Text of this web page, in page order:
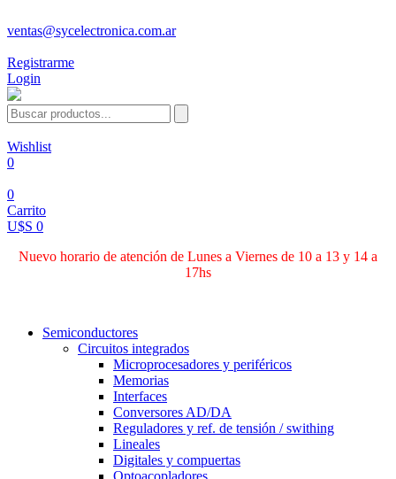
ventas@sycelectronica.com.ar
Registrarme
Login
Wishlist
0
0
Carrito
U$S 0
Nuevo horario de atención de Lunes a Viernes de 10 a 13 y 14 a
17hs
Semiconductores
Circuitos integrados
Microprocesadores y periféricos
Memorias
Interfaces
Conversores AD/DA
Reguladores y ref. de tensión / swithing
Lineales
Digitales y compuertas
Optoacopladores